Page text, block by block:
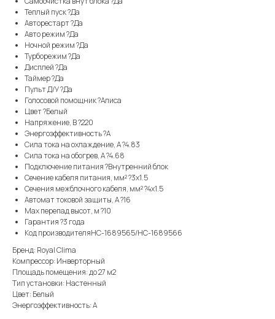
Теплый пуск ?Да
Авторестарт ?Да
Авто режим ?Да
Ночной режим ?Да
Турборежим ?Да
Дисплей ?Да
Таймер ?Да
Пульт Д/У ?Да
Голосовой помощник ?Алиса
Цвет ?Белый
Напряжение, В ?220
Энергоэффективность ?A
Сила тока на охлаждение, А ?4.83
Сила тока на обогрев, А ?4.68
Подключение питания ?Внутренний блок
Сечение кабеля питания, мм² ?3x1.5
Сечения межблочного кабеля, мм² ?4x1.5
Автомат токовой защиты, А ?16
Max перепад высот, м ?10
Гарантия ?3 года
Код производителяНС-1689565/НС-1689566
Бренд: Royal Clima
Компрессор: Инверторный
Площадь помещения: до 27 м2
Тип установки: Настенный
Цвет: Белый
Энергоэффективность: А